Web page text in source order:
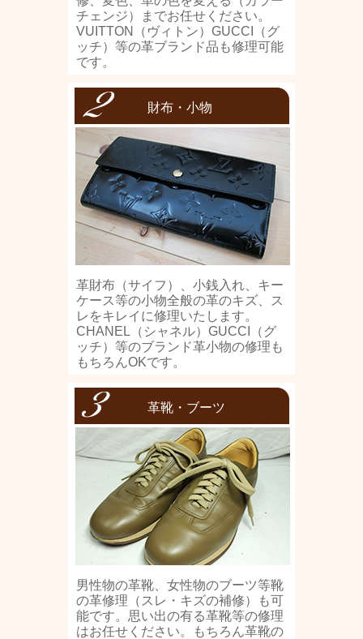
チェンジ）までお任せください。
VUITTON（ヴィトン）GUCCI（グ
ッチ）等の革ブランド品も修理可能
です。
財布・小物
革財布（サイフ）、小銭入れ、キー
ケース等の小物全般の革のキズ、ス
レをキレイに修理いたします。
CHANEL（シャネル）GUCCI（グ
ッチ）等のブランド革小物の修理も
もちろんOKです。
革靴・ブーツ
男性物の革靴、女性物のブーツ等靴
の革修理（スレ・キズの補修）も可
能です。思い出の有る革靴等の修理
はお任せください。もちろん革靴の